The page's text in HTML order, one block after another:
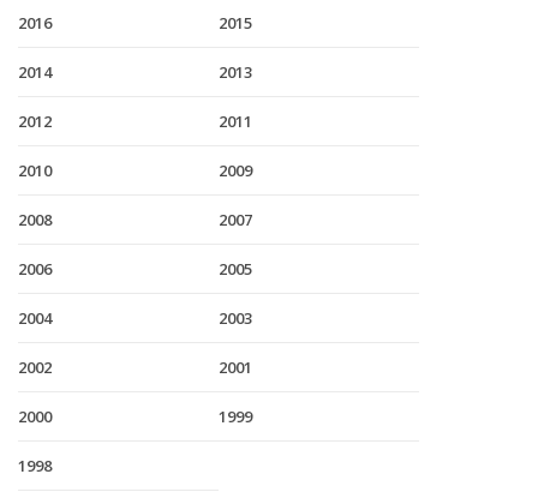
2016 2015
2014 2013
2012 2011
2010 2009
2008 2007
2006 2005
2004 2003
2002 2001
2000 1999
1998